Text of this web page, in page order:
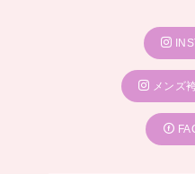
メンズ